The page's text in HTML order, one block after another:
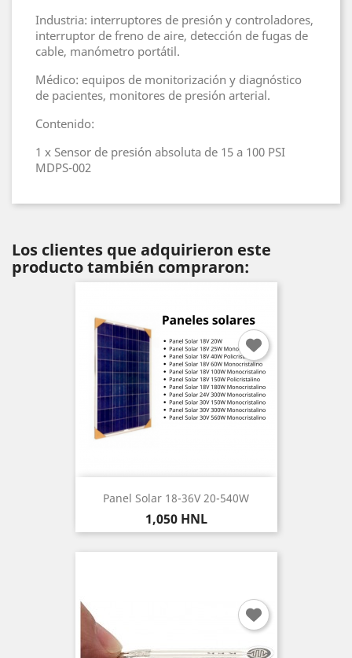
Industria: interruptores de presión y controladores,
interruptor de freno de aire, detección de fugas de
cable, manómetro portátil.
Médico: equipos de monitorización y diagnóstico
de pacientes, monitores de presión arterial.
Contenido:
1 x Sensor de presión absoluta de 15 a 100 PSI
MDPS-002
Los clientes que adquirieron este
producto también compraron:
Panel Solar 18-36V 20-540W
Precio
1,050 HNL